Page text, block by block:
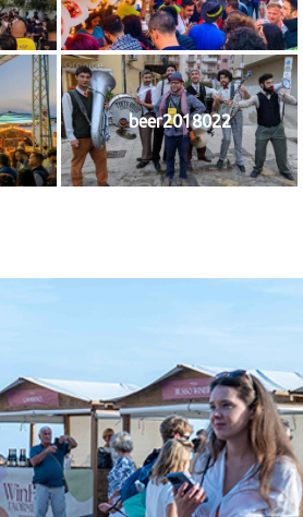
beer2018022